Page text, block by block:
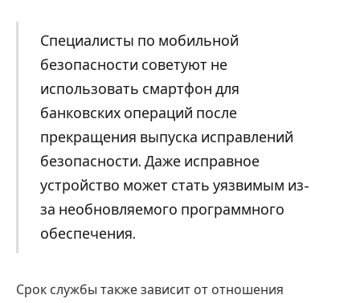
Специалисты по мобильной
безопасности советуют не
использовать смартфон для
банковских операций после
прекращения выпуска исправлений
безопасности. Даже исправное
устройство может стать уязвимым из-
за необновляемого программного
обеспечения.
Срок службы также зависит от отношения